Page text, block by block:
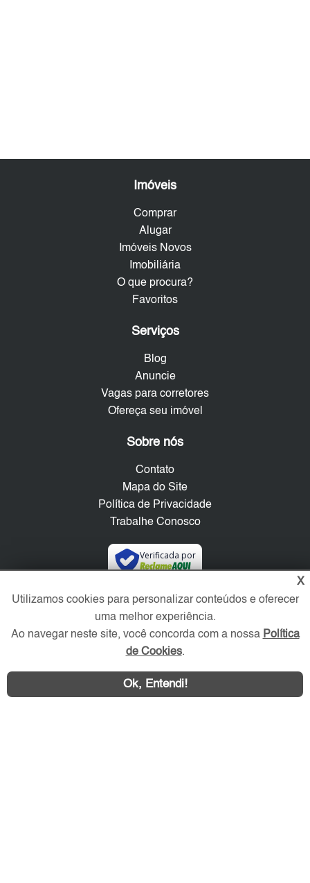
Imóveis
Comprar
Alugar
Imóveis Novos
Imobiliária
O que procura?
Favoritos
Serviços
Blog
Anuncie
Vagas para corretores
Ofereça seu imóvel
Sobre nós
Contato
Mapa do Site
Política de Privacidade
Trabalhe Conosco
Verificada por
Redes Sociais
X
Utilizamos cookies para personalizar conteúdos e oferecer
uma melhor experiência.
Ao navegar neste site, você concorda com a nossa Política
de Cookies.
Ok, Entendi!